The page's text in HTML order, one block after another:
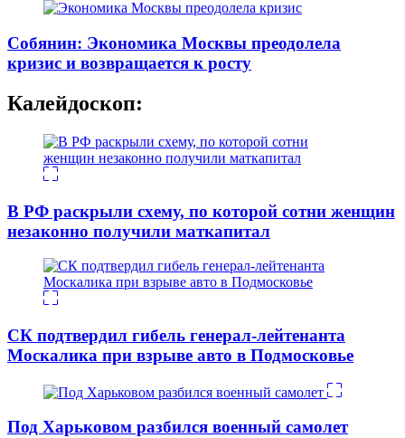
Собянин: Экономика Москвы преодолела
кризис и возвращается к росту
Калейдоскоп:
В РФ раскрыли схему, по которой сотни женщин
незаконно получили маткапитал
СК подтвердил гибель генерал-лейтенанта
Москалика при взрыве авто в Подмосковье
Под Харьковом разбился военный самолет